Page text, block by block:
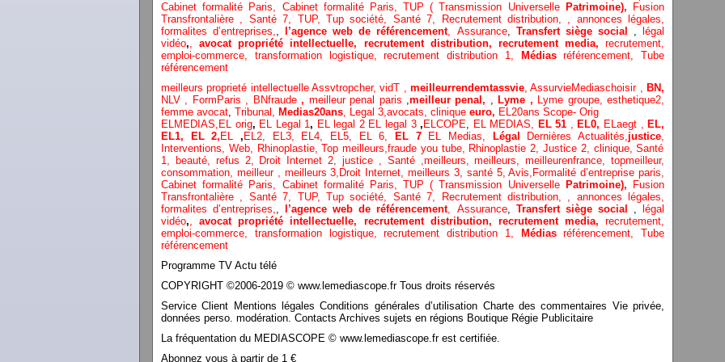
Cabinet formalité Paris, Cabinet formalité Paris,TUP ( Transmission Universelle Patrimoine),
Fusion
Transfrontalière , Santé 7, TUP, Tup société, Santé 7, Recrutement distribution, , annonces légales,
formalites d’entreprises,, l’agence web de référencement, Assurance, Transfert siège social ,
légal
vidéo,,avocat propriété intellectuelle, recrutement distribution, recrutement media, recrutement,
emploi-commerce, transformation logistique,recrutement distribution 1, Médiasréférencement, Tube
référencement
meilleurs proprieté intellectuelle Assvtropcher,vidT ,meilleurrendemtassvie,AssurvieMediaschoisir , BN,
NLV , FormParis , BNfraude, meilleur penal paris ,meilleur penal, , Lyme , Lyme groupe, esthetique2,
femme avocat, Tribunal, Medias20ans, Legal 3,avocats, clinique euro, EL20ans Scope- Orig
ELMEDIAS, EL orig, EL Legal 1, EL legal 2 EL legal 3, ELCOPE, EL MEDIAS, EL 51 , EL0, ELaegt , EL,
EL1,
EL 2, EL , EL2, EL3, EL4, EL5, EL 6, EL 7 EL Medias, Légal DernièresActualités,justice,
Interventions, Web, Rhinoplastie,Top meilleurs,fraude you tube, Rhinoplastie 2, Justice 2, clinique,Santé
1, beauté, refus 2, Droit Internet 2, justice, Santé ,meilleurs,meilleurs,meilleurenfrance,topmeilleur,
consommation, meilleur , meilleurs 3, Droit Internet,meilleurs 3, santé 5,Avis, Formalité d’entreprise paris,
Cabinet formalité Paris, Cabinet formalité Paris,TUP ( Transmission Universelle Patrimoine),
Fusion
Transfrontalière , Santé 7, TUP, Tup société, Santé 7, Recrutement distribution, , annonces légales,
formalites d’entreprises,, l’agence web de référencement, Assurance, Transfert siège social ,
légal
vidéo,,avocat propriété intellectuelle, recrutement distribution, recrutement media, recrutement,
emploi-commerce, transformation logistique,recrutement distribution 1, Médiasréférencement, Tube
référencement
Programme TV Actu télé
COPYRIGHT ©2006-2019 © www.lemediascope.fr Tous droits réservés
Service Client Mentions légales Conditions générales d’utilisation Charte des commentaires Vie privée,
données perso. modération. Contacts Archives sujets en régions Boutique Régie Publicitaire
La fréquentation du MEDIASCOPE © www.lemediascope.fr est certifiée.
Abonnez vous à partir de 1 €